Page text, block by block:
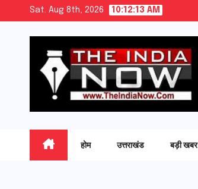
Sat. Aug 8th, 2026 10:12:14 AM
होम उत्तराखंड बड़ी खबर